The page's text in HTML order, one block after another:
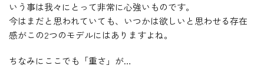
いう事は我々にとって非常に心強いものです。
今はまだと思われていても、いつかは欲しいと思わせる存在
感がこの2つのモデルにはありますよね。
ちなみにここでも「重さ」が…